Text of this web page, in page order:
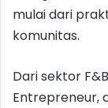
mulai dari
komunitas.
Dari sektor
Entrepreneur,